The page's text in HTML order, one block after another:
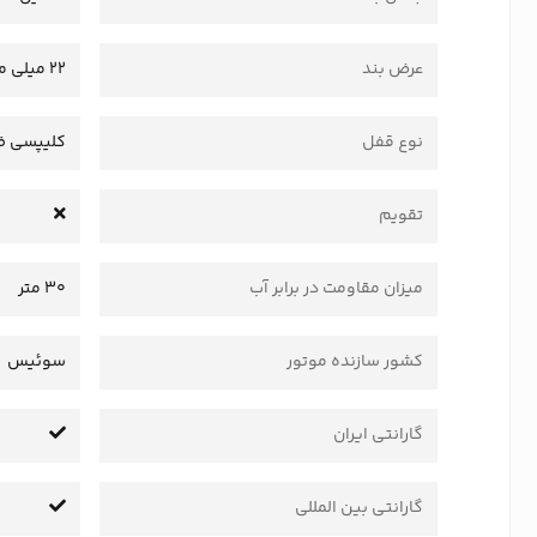
عرض بند 22 میلی متر
نوع قفل کلیپسی
تقویم
میزان مقاومت در برابر آب 30 متر
کشور سازنده موتور سوئیس
گارانتی ایران
گارانتی بین المللی